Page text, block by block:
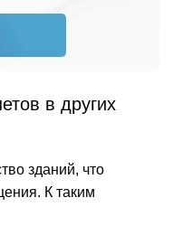
в других
зданий, что
К таким